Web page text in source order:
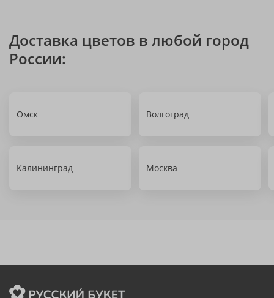
Доставка цветов в любой город
России:
Омск Волгоград
Калининград Москва